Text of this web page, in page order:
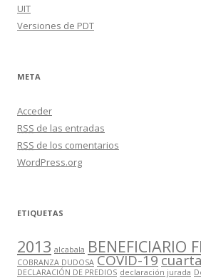
UIT
Versiones de PDT
META
Acceder
RSS de las entradas
RSS de los comentarios
WordPress.org
ETIQUETAS
2013 alcabala BENEFICIARIO
COBRANZA DUDOSA COVID-19
DECLARACIÓN DE PREDIOS declaración jurada